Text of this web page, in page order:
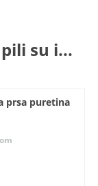
su i...
prsa puretina